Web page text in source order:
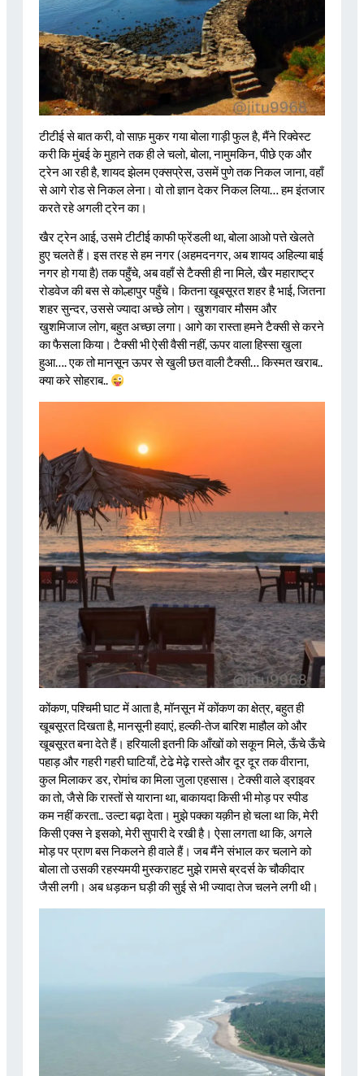
टीटीई से बात करी, वो साफ़ मुकर गया बोला गाड़ी फुल है, मैंने रिक्वेस्ट
करी कि मुंबई के मुहाने तक ही ले चलो, बोला, नामुमकिन, पीछे एक और
ट्रेन आ रही है, शायद झेलम एक्सप्रेस, उसमें पुणे तक निकल जाना, वहाँ
से आगे रोड से निकल लेना। वो तो ज्ञान देकर निकल लिया… हम इंतजार
करते रहे अगली ट्रेन का।
खैर ट्रेन आई, उसमे टीटीई काफी फ्रेंडली था, बोला आओ पत्ते खेलते
हुए चलते हैं। इस तरह से हम नगर (अहमदनगर, अब शायद अहिल्या बाई
नगर हो गया है) तक पहुँचे, अब वहाँ से टैक्सी ही ना मिले, खैर महाराष्ट्र
रोडवेज की बस से कोल्हापुर पहुँचे। कितना खूबसूरत शहर है भाई, जितना
शहर सुन्दर, उससे ज्यादा अच्छे लोग। खुशगवार मौसम और
खुशमिजाज लोग, बहुत अच्छा लगा। आगे का रास्ता हमने टैक्सी से करने
का फैसला किया। टैक्सी भी ऐसी वैसी नहीं, ऊपर वाला हिस्सा खुला
हुआ…. एक तो मानसून ऊपर से खुली छत वाली टैक्सी… किस्मत खराब..
क्या करे सोहराब..
कोंकण, पश्चिमी घाट में आता है, मॉनसून में कोंकण का क्षेत्र, बहुत ही
खूबसूरत दिखता है, मानसूनी हवाएं, हल्की-तेज बारिश माहौल को और
खूबसूरत बना देते हैं। हरियाली इतनी कि आँखों को सकून मिले, ऊँचे ऊँचे
पहाड़ और गहरी गहरी घाटियाँ, टेढे मेढ़े रास्ते और दूर दूर तक वीराना,
कुल मिलाकर डर, रोमांच का मिला जुला एहसास। टेक्सी वाले ड्राइवर
का तो, जैसे कि रास्तों से याराना था, बाकायदा किसी भी मोड़ पर स्पीड
कम नहीं करता.. उल्टा बढ़ा देता। मुझे पक्का यक़ीन हो चला था कि, मेरी
किसी एक्स ने इसको, मेरी सुपारी दे रखी है। ऐसा लगता था कि, अगले
मोड़ पर प्राण बस निकलने ही वाले हैं। जब मैंने संभाल कर चलाने को
बोला तो उसकी रहस्यमयी मुस्कराहट मुझे रामसे ब्रदर्स के चौकीदार
जैसी लगी। अब धड़कन घड़ी की सुई से भी ज्यादा तेज चलने लगी थी।